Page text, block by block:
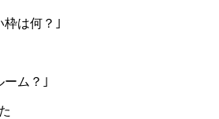
枠は何？｣
ーム？｣